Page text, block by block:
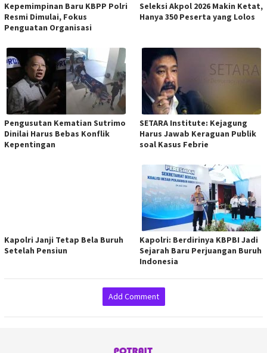
Kepemimpinan Baru KBPP Polri
Resmi Dimulai, Fokus
Penguatan Organisasi
Seleksi Akpol 2026 Makin Ketat,
Hanya 350 Peserta yang Lolos
Pengusutan Kematian Sutrimo
Dinilai Harus Bebas Konflik
Kepentingan
SETARA Institute: Kejagung
Harus Jawab Keraguan Publik
soal Kasus Febrie
Kapolri Janji Tetap Bela Buruh
Setelah Pensiun
Kapolri: Berdirinya KBPBI Jadi
Sejarah Baru Perjuangan Buruh
Indonesia
Add Comment